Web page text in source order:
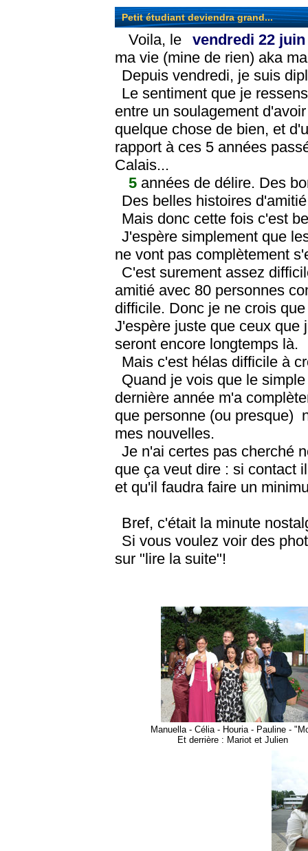
Petit étudiant deviendra grand...
Voila, le vendredi 22 juin
ma vie (mine de rien) aka
Depuis vendredi, je suis
Le sentiment que je
entre un soulagement
quelque chose de bien, et
rapport à ces 5 années
Calais...
5 années de délire. Des
Des belles histoires
Mais donc cette fois c'est
J'espère simplement que
ne vont pas complètement
C'est surement assez
amitié avec 80 personnes
difficile. Donc je ne crois
J'espère juste que ceux que
seront encore longtemps là.
Mais c'est hélas difficile à
Quand je vois que le
dernière année m'a
que personne (ou presque)
mes nouvelles.
Je n'ai certes pas cherché
que ça veut dire : si contact
et qu'il faudra faire un
Bref, c'était la minute
Si vous voulez voir des
sur "lire la suite"!
Manuella - Célia - Houria - Pauline -
Et derrière : Mariot et Julien